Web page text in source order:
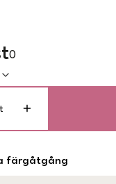
0
färgåtgång